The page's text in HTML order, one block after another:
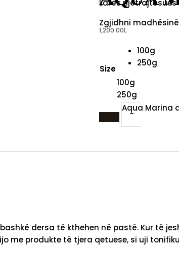
1,200.00L
Larës
Zgjidhni madhësinë
Size
100g
250g
100g
250g
-
Aqua Marina
dersa të kthehen në pastë. Kur të
produkte të tjera qetuese, si uji